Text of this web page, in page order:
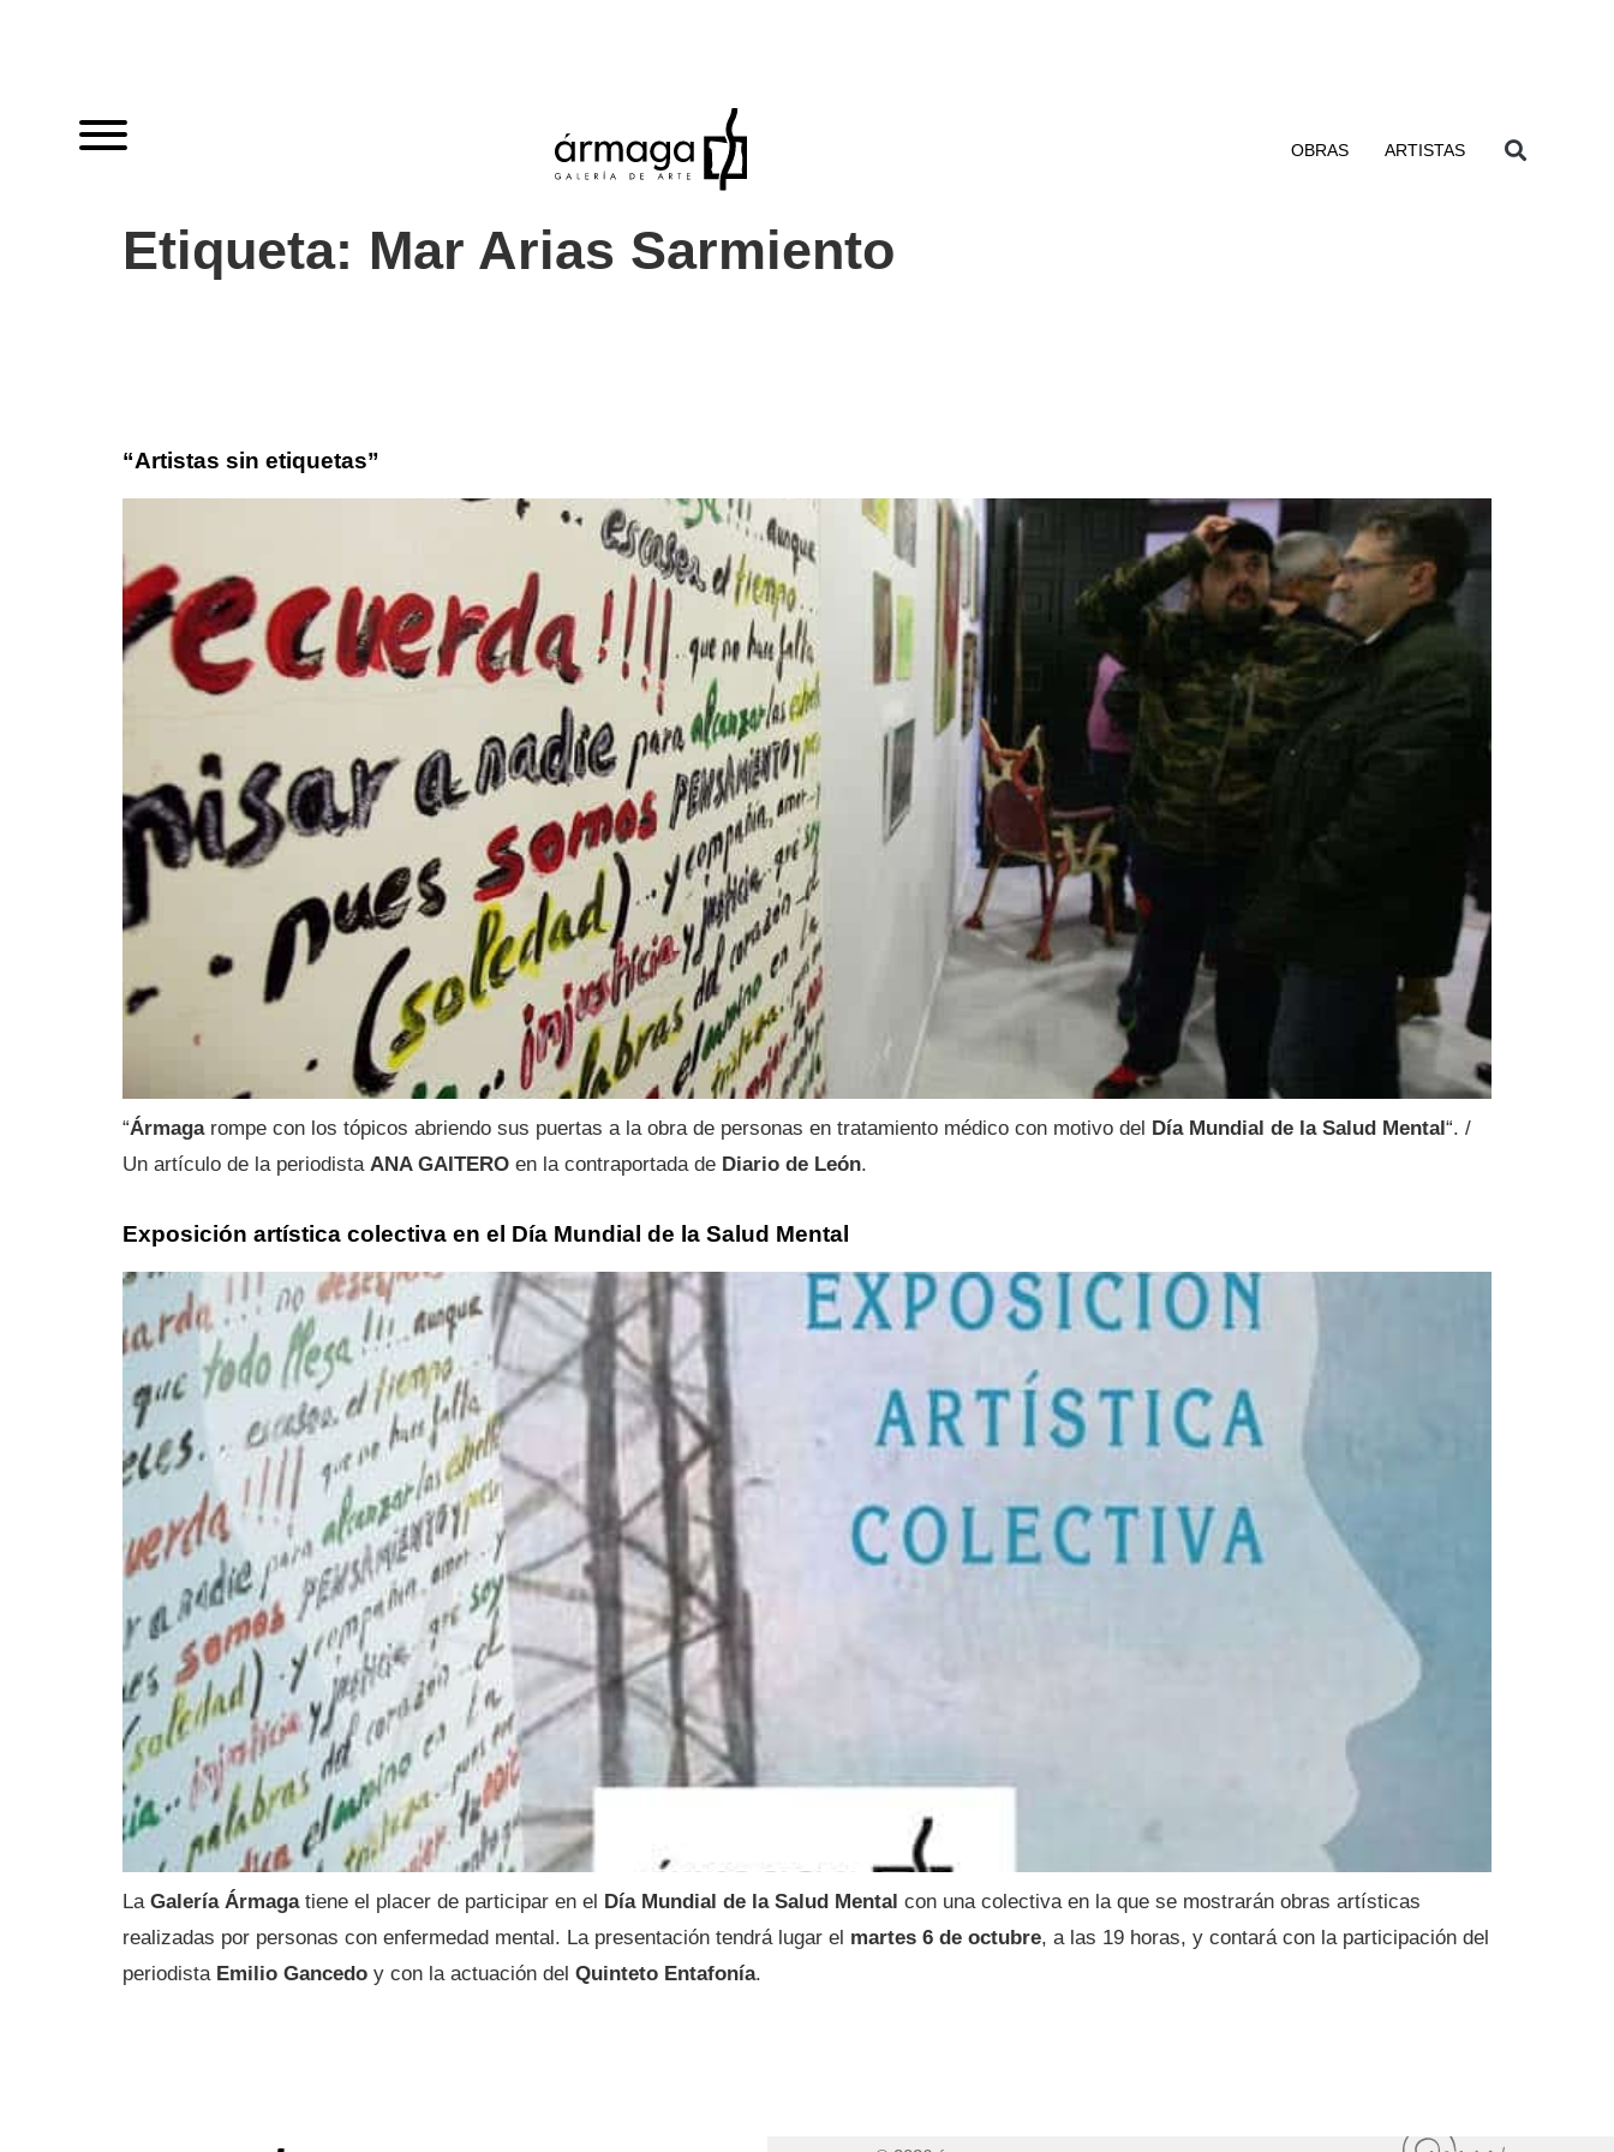
OBRAS ARTISTAS
Etiqueta: Mar Arias Sarmiento
“Artistas sin etiquetas”
“Ármagarompe con los tópicos abriendo sus puertas a la obra de personas en tratamiento médico con motivo del Día Mundial de la Salud Mental “. /
Un artículo de la periodista ANA GAITERO en la contraportada de Diario de León.
Exposición artística colectiva en el Día Mundial de la Salud Mental
La Galería Ármagatiene el placer de participar en el Día Mundial de la Salud Mental con una colectiva en la que se mostrarán obras artísticas
realizadas por personas con enfermedad mental. La presentación tendrá lugar el martes 6 de octubre, a las 19 horas, y contará con la participación del
periodista Emilio Gancedo y con la actuación del Quinteto Entafonía.